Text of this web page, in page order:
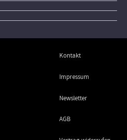
Kontakt
Impressum
Newsletter
AGB